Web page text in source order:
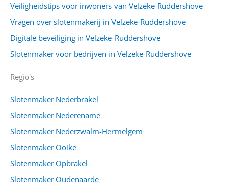
Veiligheidstips voor inwoners van Velzeke-Ruddershove
Vragen over slotenmakerij in Velzeke-Ruddershove
Digitale beveiliging in Velzeke-Ruddershove
Slotenmaker voor bedrijven in Velzeke-Ruddershove
Regio's
Slotenmaker Nederbrakel
Slotenmaker Nederename
Slotenmaker Nederzwalm-Hermelgem
Slotenmaker Ooike
Slotenmaker Opbrakel
Slotenmaker Oudenaarde